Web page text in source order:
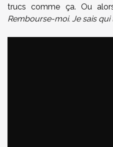
trucs comme ça. Ou
Rembourse-moi. Je sais qui